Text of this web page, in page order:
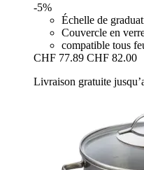
-5%
Échelle de
Couvercle en
compatible tous
CHF 77.89 CHF 82.00
Livraison gratuite